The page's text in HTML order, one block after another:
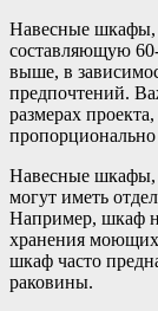
Навесные шкафы,
составляющую
выше, в
предпочтений.
размерах
пропорционально
Навесные шкафы,
могут иметь
Например, шкаф
хранения моющих
шкаф часто
раковины.